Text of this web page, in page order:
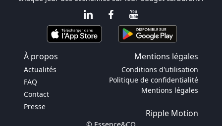
À propos Mentions légales
Actualités
FAQ
Contact
Presse
Conditions d'utilisation
Politique de confidentialité
Mentions légales
Ripple Motion